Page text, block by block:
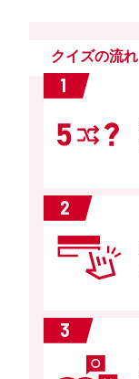
クイズの流れ
1
2
3